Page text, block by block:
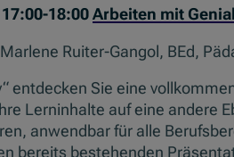
18:00 Arbeiten mit
Ruiter-Gangol, BEd,
entdecken Sie eine
Lerninhalte auf eine andere
anwendbar für alle
bereits bestehenden